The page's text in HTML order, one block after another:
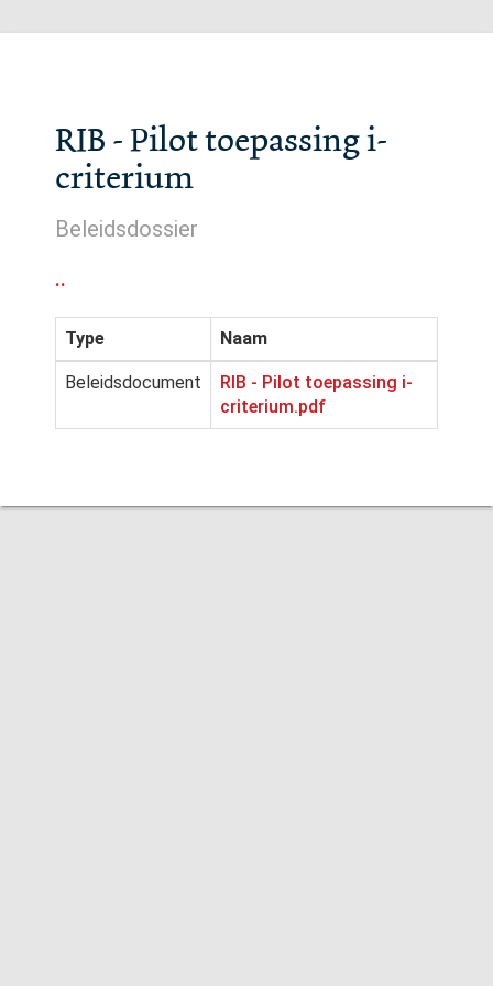
RIB - Pilot toepassing i-
criterium
Beleidsdossier
..
Type Naam
Beleidsdocument
RIB - Pilot toepassing i-
criterium.pdf